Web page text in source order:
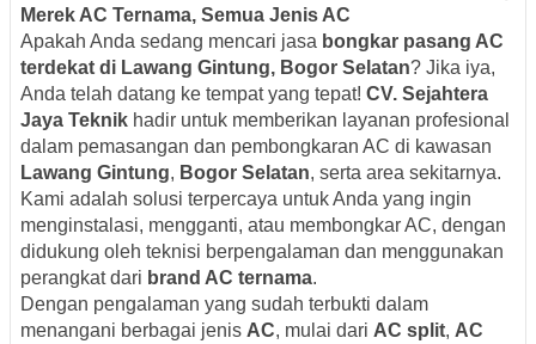
Merek AC Ternama, Semua Jenis AC
Apakah Anda sedang mencari jasa bongkar pasang AC
terdekat di Lawang Gintung, Bogor Selatan? Jika iya,
Anda telah datang ke tempat yang tepat! CV. Sejahtera
Jaya Teknik hadir untuk memberikan layanan profesional
dalam pemasangan dan pembongkaran AC di kawasan
Lawang Gintung, Bogor Selatan, serta area sekitarnya.
Kami adalah solusi terpercaya untuk Anda yang ingin
menginstalasi, mengganti, atau membongkar AC, dengan
didukung oleh teknisi berpengalaman dan menggunakan
perangkat dari brand AC ternama.
Dengan pengalaman yang sudah terbukti dalam
menangani berbagai jenis AC, mulai dari AC split, AC